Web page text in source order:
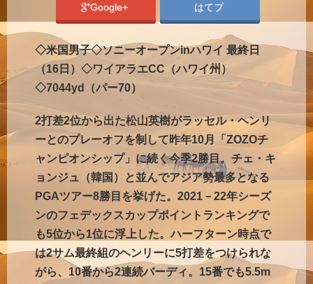
Google+ はてブ
◇米国男子◇ソニーオープンinハワイ 最終日
（16日）◇ワイアラエCC（ハワイ州）
◇7044yd（パー70）
2打差2位から出た松山英樹がラッセル・ヘンリ
ーとのプレーオフを制して昨年10月「ZOZOチ
ャンピオンシップ」に続く今季2勝目。チェ・キ
ョンジュ（韓国）と並んでアジア勢最多となる
PGAツアー8勝目を挙げた。2021－22年シーズ
ンのフェデックスカップポイントランキングで
も5位から1位に浮上した。ハーフターン時点で
は2サム最終組のヘンリーに5打差をつけられな
がら、10番から2連続バーディ。15番でも5.5m